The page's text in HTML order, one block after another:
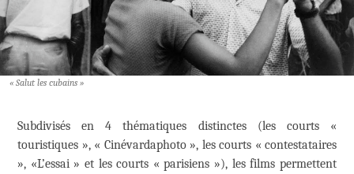
« Salut les cubains »
Subdivisés en 4 thématiques distinctes (les courts «
touristiques », « Cinévardaphoto », les courts « contestataires
», «L’essai » et les courts « parisiens »), les films permettent